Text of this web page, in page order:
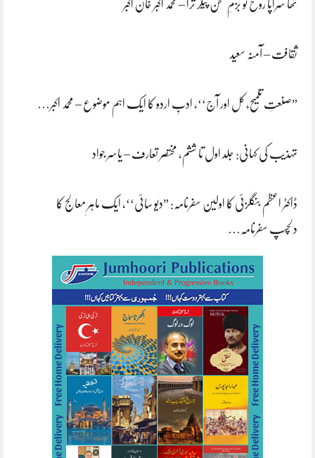
تھا سراپا روح تو بزمِ سخن پیکر ترا – محمد اکبر خان اکبر
ثقافت – آمنہ سعید
”صنعتِ تلمیح، کل اور آج‘‘، ادبِ اردو کا ایک اہم موضوع – محمد اکبر…
تہذیب کی کہانی: جلد اول تا ششم، مختصر تعارف – یاسر جواد
ڈاکٹر اعظم بنگلزئی کا اولین سفرنامہ: ”دیو سائی‘‘، ایک ماہرِ معالج کا
دلچسپ سفرنامہ…